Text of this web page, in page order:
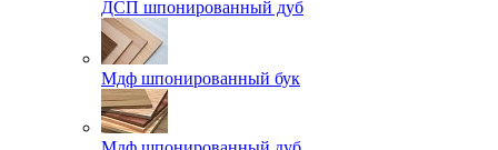
ДСП шпонированный дуб
Мдф шпонированный бук